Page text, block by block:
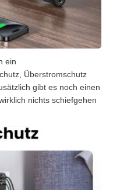
ein
Überstromschutz
gibt es noch einen
nichts schiefgehen